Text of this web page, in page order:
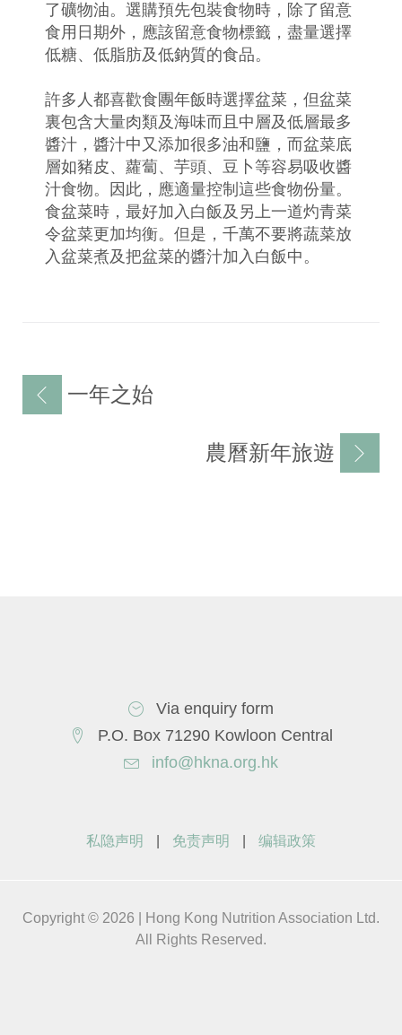
了礦物油。選購預先包裝食物時，除了留意
食用日期外，應該留意食物標籤，盡量選擇
低糖、低脂肪及低鈉質的食品。
許多人都喜歡食團年飯時選擇盆菜，但盆菜
裏包含大量肉類及海味而且中層及低層最多
醬汁，醬汁中又添加很多油和鹽，而盆菜底
層如豬皮、蘿蔔、芋頭、豆卜等容易吸收醬
汁食物。因此，應適量控制這些食物份量。
食盆菜時，最好加入白飯及另上一道灼青菜
令盆菜更加均衡。但是，千萬不要將蔬菜放
入盆菜煮及把盆菜的醬汁加入白飯中。
文
章
一年之始
農曆新年旅遊
Via enquiry form
P.O. Box 71290 Kowloon Central
info@hkna.org.hk
私隐声明 免责声明 编辑政策
Copyright © 2026 | Hong Kong Nutrition Association Ltd.
All Rights Reserved.